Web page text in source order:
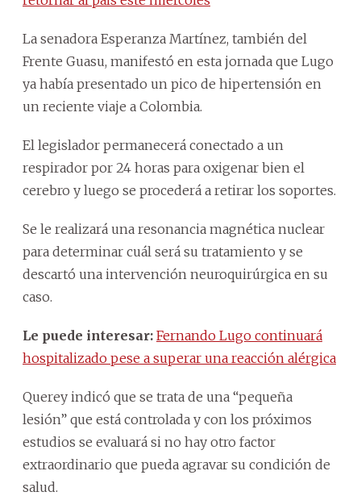
La senadora Esperanza Martínez, también del
Frente Guasu, manifestó en esta jornada que Lugo
ya había presentado un pico de hipertensión en
un reciente viaje a Colombia.
El legislador permanecerá conectado a un
respirador por 24 horas para oxigenar bien el
cerebro y luego se procederá a retirar los soportes.
Se le realizará una resonancia magnética nuclear
para determinar cuál será su tratamiento y se
descartó una intervención neuroquirúrgica en su
caso.
Le puede interesar: Fernando Lugo continuará
hospitalizado pese a superar una reacción alérgica
Querey indicó que se trata de una “pequeña
lesión” que está controlada y con los próximos
estudios se evaluará si no hay otro factor
extraordinario que pueda agravar su condición de
salud.